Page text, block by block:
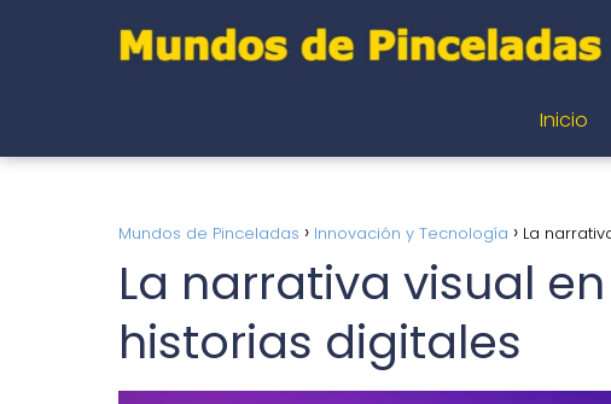
Inicio
Mundos de Pinceladas Innovación y Tecnología La
La narrativa visual
historias digitales